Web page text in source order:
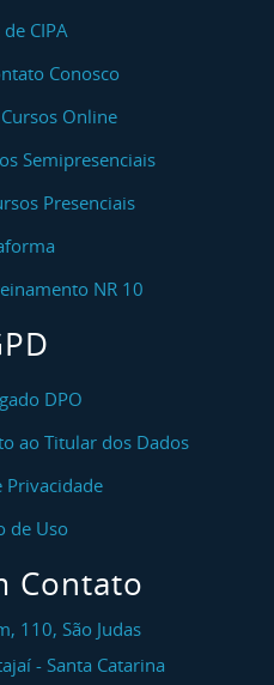
CIPA
Conosco
Online
Semipresenciais
Presenciais
NR 10
DPO
ao Titular dos Dados
Privacidade
de Uso
Contato
110, São Judas
- Santa Catarina